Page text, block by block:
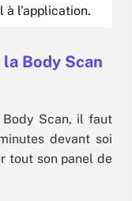
l’application.
Body Scan
Body Scan, il faut
devant soi
tout son panel de